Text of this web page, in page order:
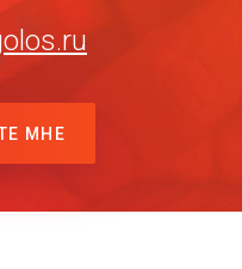
МНЕ